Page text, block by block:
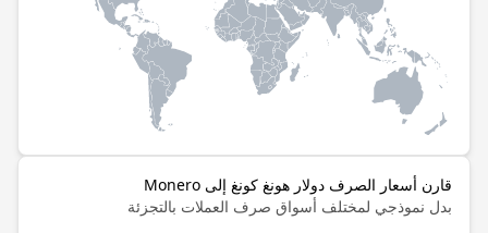
قارن أسعار الصرف دولار هونغ كونغ إلى Monero
بدل نموذجي لمختلف أسواق صرف العملات بالتجزئة